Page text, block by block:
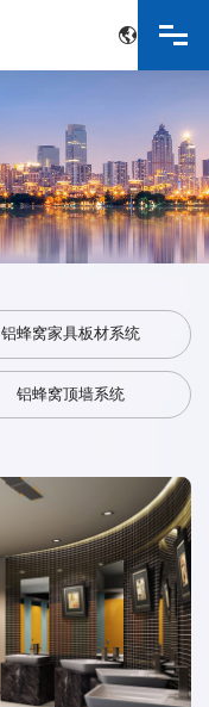
English
铝蜂窝家具板材系统
铝蜂窝顶墙系统